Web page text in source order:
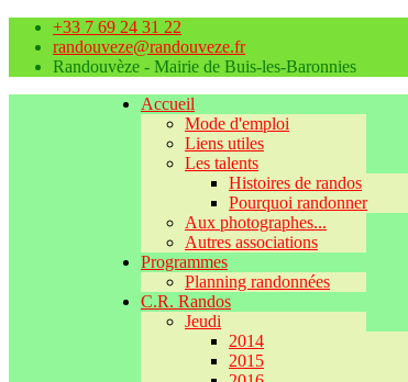
+33 7 69 24 31 22
randouveze@randouveze.fr
Randouvèze - Mairie de Buis-les-Baronnies
Accueil
Mode d'emploi
Liens utiles
Les talents
Histoires de randos
Pourquoi randonner
Aux photographes...
Autres associations
Programmes
Planning randonnées
C.R. Randos
Jeudi
2014
2015